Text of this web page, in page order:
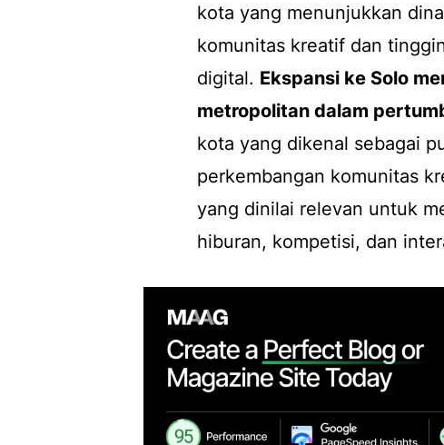
kota yang menunjukkan
komunitas kreatif dan
digital. Ekspansi ke Solo
metropolitan dalam
kota yang dikenal sebagai
perkembangan komunitas
yang dinilai relevan untuk
hiburan, kompetisi, dan